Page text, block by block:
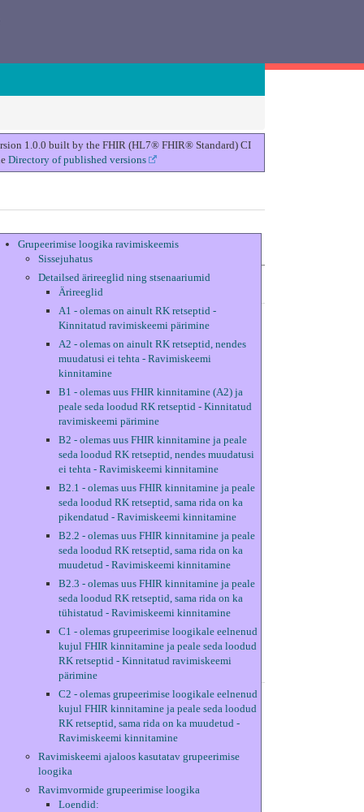
1.0.0 built by the FHIR (HL7® FHIR® Standard) CI
Directory of published versions
Grupeerimise loogika ravimiskeemis
Sissejuhatus
Detailsed ärireeglid ning stsenaariumid
Ärireeglid
A1 - olemas on ainult RK retseptid -
Kinnitatud ravimiskeemi pärimine
A2 - olemas on ainult RK retseptid, nendes
muudatusi ei tehta - Ravimiskeemi
kinnitamine
B1 - olemas uus FHIR kinnitamine (A2) ja
peale seda loodud RK retseptid - Kinnitatud
ravimiskeemi pärimine
B2 - olemas uus FHIR kinnitamine ja peale
seda loodud RK retseptid, nendes muudatusi
ei tehta - Ravimiskeemi kinnitamine
B2.1 - olemas uus FHIR kinnitamine ja peale
seda loodud RK retseptid, sama rida on ka
pikendatud - Ravimiskeemi kinnitamine
B2.2 - olemas uus FHIR kinnitamine ja peale
seda loodud RK retseptid, sama rida on ka
muudetud - Ravimiskeemi kinnitamine
B2.3 - olemas uus FHIR kinnitamine ja peale
seda loodud RK retseptid, sama rida on ka
tühistatud - Ravimiskeemi kinnitamine
C1 - olemas grupeerimise loogikale eelnenud
kujul FHIR kinnitamine ja peale seda loodud
RK retseptid - Kinnitatud ravimiskeemi
pärimine
C2 - olemas grupeerimise loogikale eelnenud
kujul FHIR kinnitamine ja peale seda loodud
RK retseptid, sama rida on ka muudetud -
Ravimiskeemi kinnitamine
Ravimiskeemi ajaloos kasutatav grupeerimise
loogika
Ravimvormide grupeerimise loogika
Loendid: